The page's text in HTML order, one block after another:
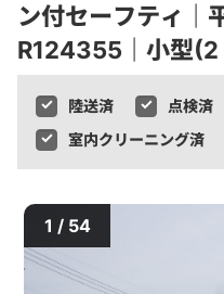
ン付セーフティ｜
R124355｜小型(2
陸送済 点検済
室内クリーニング済
1 / 54